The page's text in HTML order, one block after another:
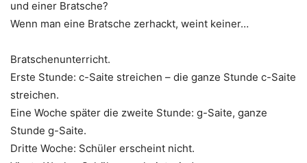
und einer Bratsche?
Wenn man eine Bratsche zerhackt, weint keiner…
Bratschenunterricht.
Erste Stunde: c-Saite streichen – die ganze Stunde c-Saite
streichen.
Eine Woche später die zweite Stunde: g-Saite, ganze
Stunde g-Saite.
Dritte Woche: Schüler erscheint nicht.